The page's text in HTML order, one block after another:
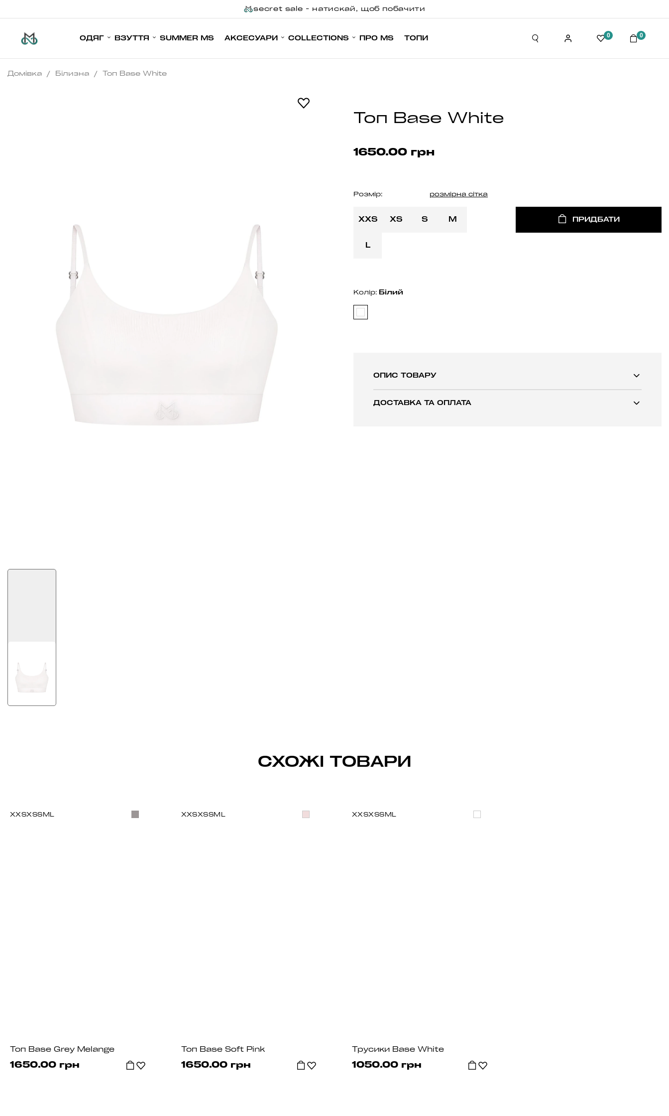
secret sale - натискай, щоб побачити
ОДЯГ ВЗУТТЯ SUMMER MS АКСЕСУАРИ COLLECTIONS ПРО MS ТОПИ 0 0
Домівка / Білизна / Топ Base White
Топ Base White
1650.00 грн
Розмір: розмірна сітка
XXS XS S M
L
ПРИДБАТИ
Колір: Бiлий
ОПИС ТОВАРУ
ДОСТАВКА ТА ОПЛАТА
СХОЖІ ТОВАРИ
XXSXSS M L
Топ Base Grey Melange
1650.00 грн
XXSXSSM L
Топ Base Soft Pink
1650.00 грн
XXSXSS M L
Трусики Base White
1050.00 грн